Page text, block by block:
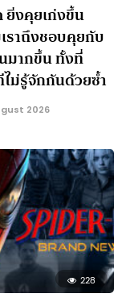
ยิ่งคุยเก่งขึ้น
ราถึงชอบคุยกับ
มากขึ้น ทั้งที่
ม่รู้จักกันด้วยซ้ำ
2026
228